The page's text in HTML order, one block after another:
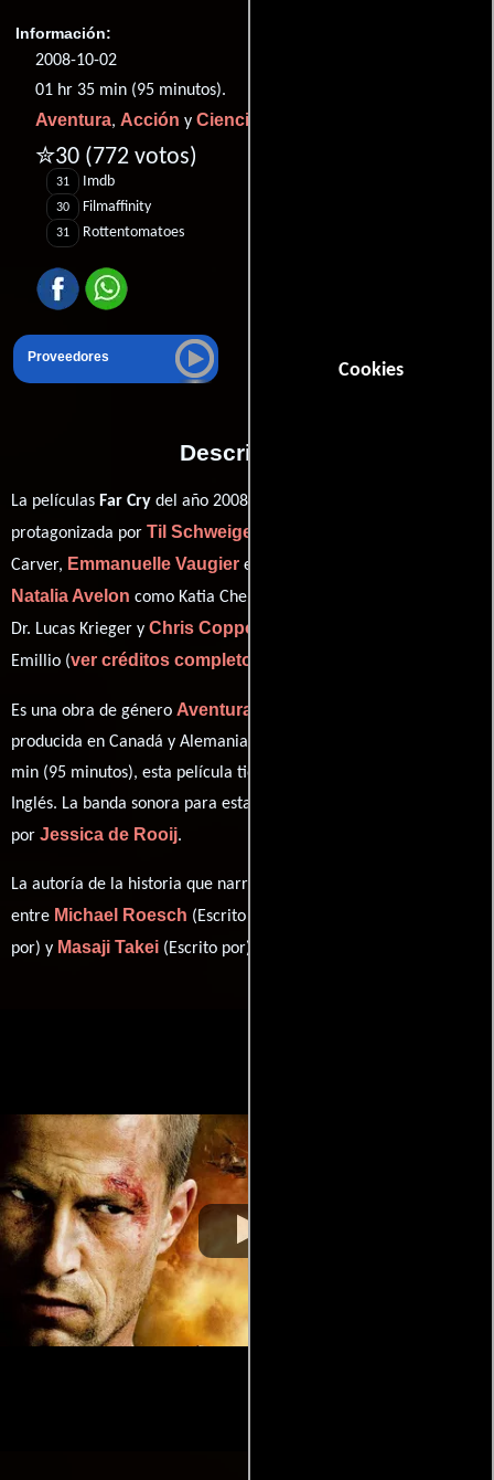
Cookies
Información:
2008-10-02
01 hr 35 min (95 minutos).
Aventura, Acción y Ciencia ficción
✮30 (772 votos)
31 Imdb
30 Filmaffinity
31 Rottentomatoes
Proveedores
Descripción
La películas Far Cry del año 2008, está dirigida por
protagonizada por Til Schweiger
Carver, Emmanuelle Vaugier en el papel de Valerie Cardinal,
Natalia Avelon como Katia Chernov,
Dr. Lucas Krieger y Chris Coppola
Emillio (ver créditos completos
Es una obra de género Aventura
producida en Canadá y Alemania. Con una duración de 01 hr 35
min (95 minutos), esta película tiene diálogos originales en
Inglés. La banda sonora para esta producción ha sido compuesta
por Jessica de Rooij.
La autoría de la historia que narra esta obra está compartida
entre Michael Roesch (Escrito por),
por) y Masaji Takei (Escrito por).